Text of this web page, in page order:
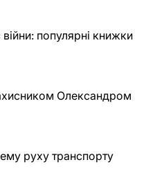
популярні книжки
Олександром
руху транспорту